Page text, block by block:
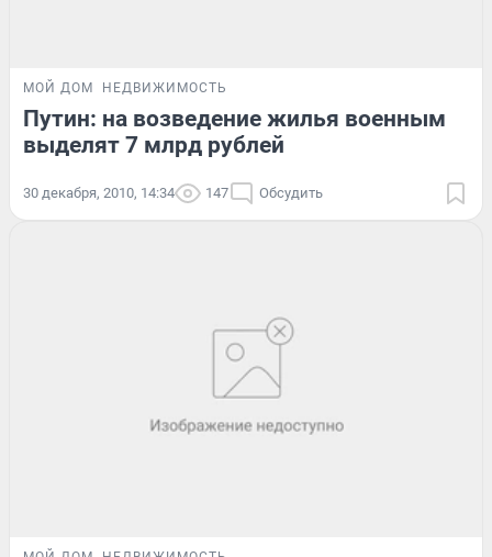
МОЙ ДОМ НЕДВИЖИМОСТЬ
Путин: на возведение жилья военным
выделят 7 млрд рублей
30 декабря, 2010, 14:34 147 Обсудить